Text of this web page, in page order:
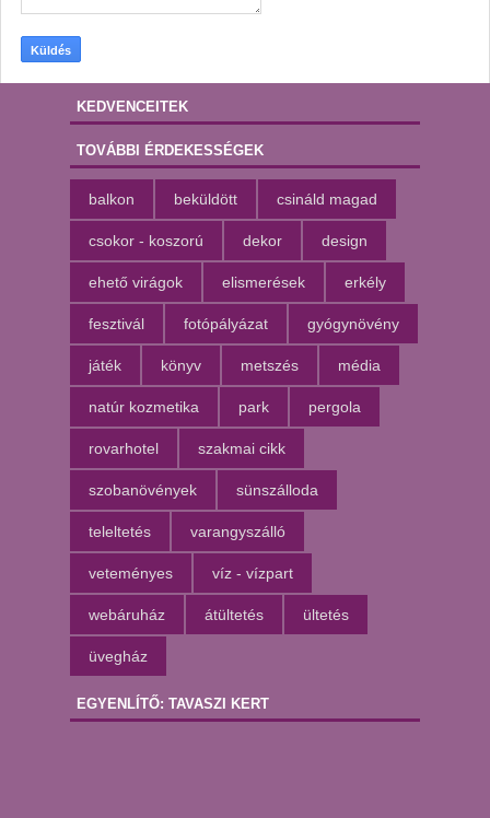
KEDVENCEITEK
TOVÁBBI ÉRDEKESSÉGEK
balkon beküldött csináld magad
csokor - koszorú dekor design
ehető virágok elismerések erkély
fesztivál fotópályázat gyógynövény
játék könyv metszés média
natúr kozmetika park pergola
rovarhotel szakmai cikk
szobanövények sünszálloda
teleltetés varangyszálló
veteményes víz - vízpart
webáruház átültetés ültetés
üvegház
EGYENLÍTŐ: TAVASZI KERT